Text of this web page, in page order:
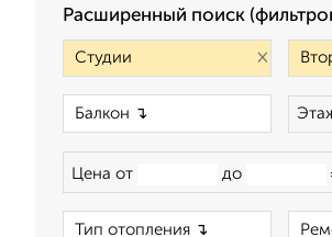
Расширенный поиск
×
Цена от до